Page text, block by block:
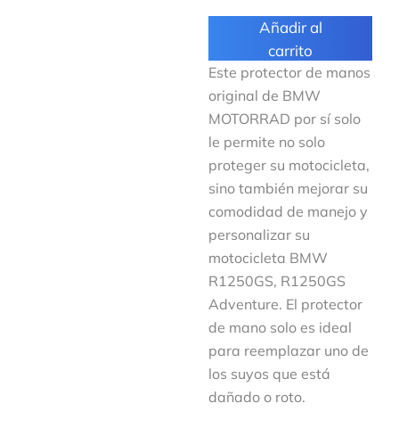
Añadir al
carrito
Este protector de manos
original de BMW
MOTORRAD por sí solo
le permite no solo
proteger su motocicleta,
sino también mejorar su
comodidad de manejo y
personalizar su
motocicleta BMW
R1250GS, R1250GS
Adventure. El protector
de mano solo es ideal
para reemplazar uno de
los suyos que está
dañado o roto.